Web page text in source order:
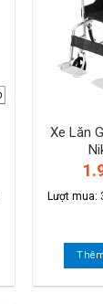
Xe Lăn
Lượt mua: